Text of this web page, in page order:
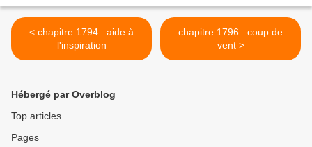
< chapitre 1794 : aide à
l'inspiration
chapitre 1796 : coup de
vent >
Hébergé par Overblog
Top articles
Pages